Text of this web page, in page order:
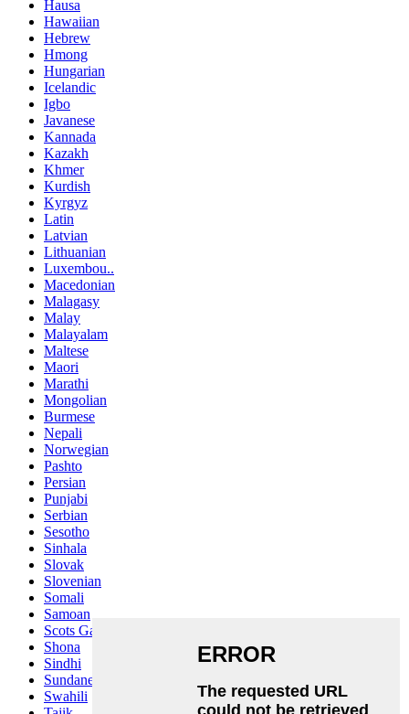
Hausa
Hawaiian
Hebrew
Hmong
Hungarian
Icelandic
Igbo
Javanese
Kannada
Kazakh
Khmer
Kurdish
Kyrgyz
Latin
Latvian
Lithuanian
Luxembou..
Macedonian
Malagasy
Malay
Malayalam
Maltese
Maori
Marathi
Mongolian
Burmese
Nepali
Norwegian
Pashto
Persian
Punjabi
Serbian
Sesotho
Sinhala
Slovak
Slovenian
Somali
Samoan
Scots Gaelic
Shona
Sindhi
Sundanese
Swahili